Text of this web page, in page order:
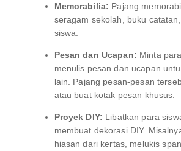
Memorabilia: Pajang
seragam sekolah, buku
siswa.
Pesan dan Ucapan: Minta
menulis pesan dan ucapan
lain. Pajang pesan-pesan
atau buat kotak pesan khusus.
Proyek DIY: Libatkan para
membuat dekorasi DIY.
hiasan dari kertas, melukis